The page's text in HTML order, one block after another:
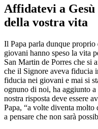
Affidatevi a
della vostra vita
Il Papa parla dunque
giovani hanno speso la vita
San Martin de Porres che si
che il Signore aveva fiducia
fiducia nei giovani e mai si
ognuno di noi, ha aggiunto
nostra risposta deve essere
Papa, “a volte diventa
a pensare che non sarà